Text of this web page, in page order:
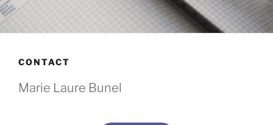
CONTACT
Marie Laure Bunel